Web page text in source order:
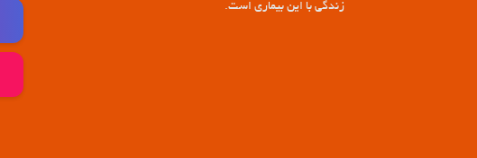
زندگی با این بیماری است.